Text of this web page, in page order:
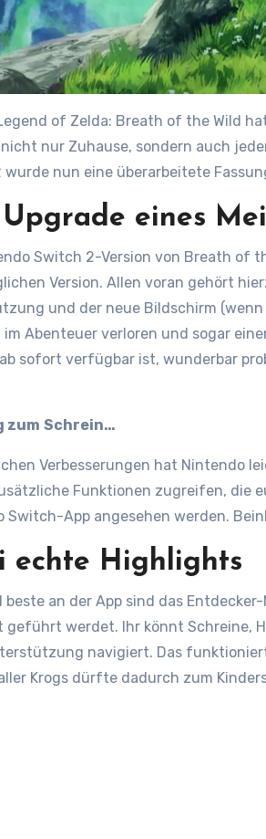
of Zelda: Breath of the Wild
nur Zuhause, sondern auch
wurde nun eine überarbeitete
Upgrade eines
Switch 2-Version von Breath of
Version. Allen voran gehört
und der neue Bildschirm
Abenteuer verloren und sogar
sofort verfügbar ist, wunderbar
zum Schrein…
Verbesserungen hat Nintendo
Funktionen zugreifen, die
Switch-App angesehen werden.
echte Highlights
beste an der App sind das
geführt werdet. Ihr könnt Schreine,
navigiert. Das
Krogs dürfte dadurch zum